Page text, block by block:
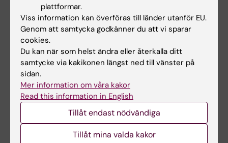
23 jul 2026
KI-forskare bidrar till
nya WHO-riktlinjer
för att förebygga
demens
Professor Miia Kivipelto och
flera forskare vid Karolinska
14 jul 2026
Metaboliskt syndrom
kopplat till snabbare
åldrande av hjärnan
Personer med metaboliskt
syndrom tenderar att ha
hjärnor som verkar äldre…
plattformar.
Viss information kan överföras till länder utanför EU.
Genom att samtycka godkänner du att vi sparar
cookies.
Du kan när som helst ändra eller återkalla ditt
samtycke via kakikonen längst ned till vänster på
sidan.
Mer information om våra kakor
Read this information in English
Tillåt endast nödvändiga
Tillåt mina valda kakor